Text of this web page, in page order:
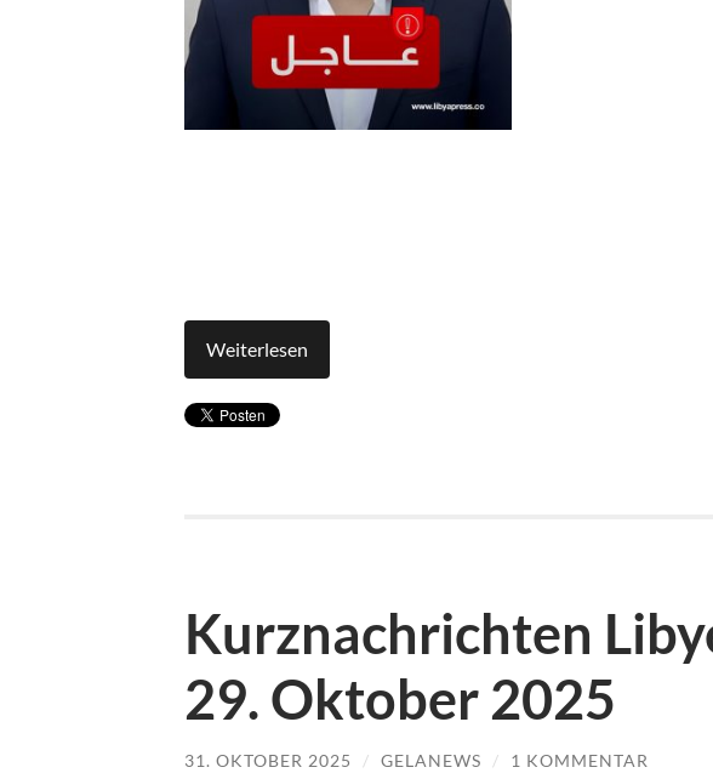
Weiterlesen
Kurznachrichten
29. Oktober 2025
31. OKTOBER 2025 / GELANEWS / 1 KOMMENTAR